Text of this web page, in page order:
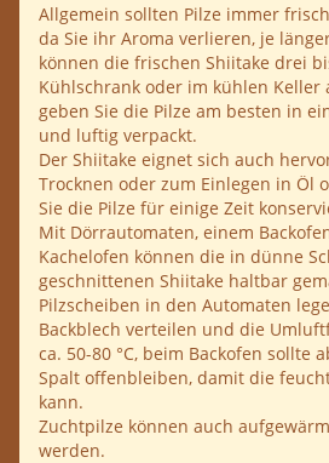
Allgemein sollten Pilze immer
da Sie ihr Aroma verlieren, je
können die frischen Shiitake drei
Kühlschrank oder im kühlen Keller
geben Sie die Pilze am besten in
und luftig verpackt.
Der Shiitake eignet sich auch
Trocknen oder zum Einlegen in Öl
Sie die Pilze für einige Zeit
Mit Dörrautomaten, einem
Kachelofen können die in dünne
geschnittenen Shiitake haltbar
Pilzscheiben in den Automaten
Backblech verteilen und die
ca. 50-80 °C, beim Backofen sollte
Spalt offenbleiben, damit die
kann.
Zuchtpilze können auch
werden.